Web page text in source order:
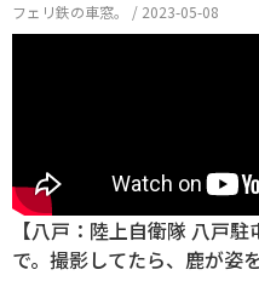
フェリ鉄の車窓。 / 2023-05-08
【八戸：陸上自衛隊 八戸
で。撮影してたら、鹿が姿